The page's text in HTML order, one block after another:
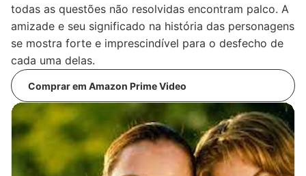
todas as questões não resolvidas encontram palco. A
amizade e seu significado na história das personagens
se mostra forte e imprescindível para o desfecho de
cada uma delas.
Comprar em Amazon Prime Video